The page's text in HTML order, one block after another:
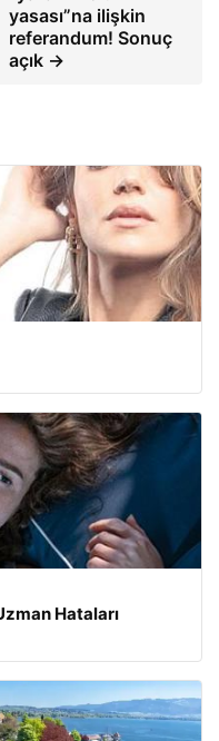
yasası”na ilişkin
referandum! Sonuç
açık →
Hataları